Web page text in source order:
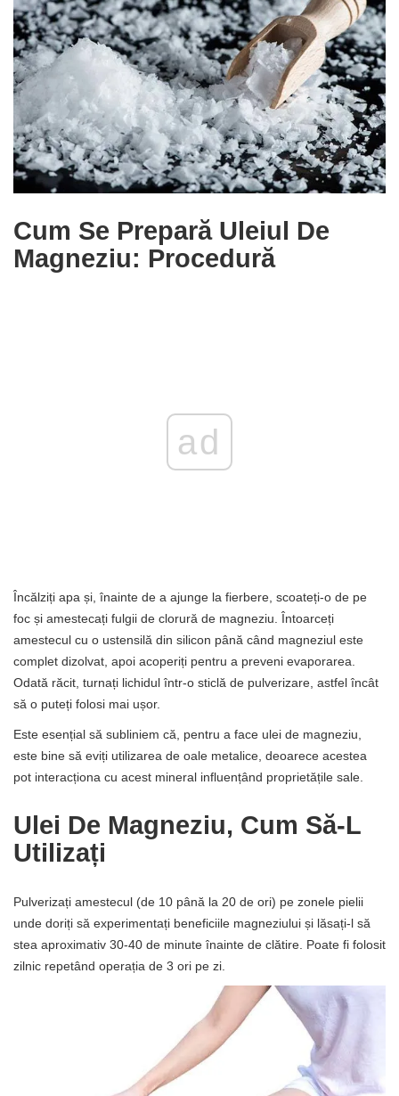
Cum Se Prepară Uleiul De
Magneziu: Procedură
ad
Încălziți apa și, înainte de a ajunge la fierbere, scoateți-o de pe
foc și amestecați fulgii de clorură de magneziu. Întoarceți
amestecul cu o ustensilă din silicon până când magneziul este
complet dizolvat, apoi acoperiți pentru a preveni evaporarea.
Odată răcit, turnați lichidul într-o sticlă de pulverizare, astfel încât
să o puteți folosi mai ușor.
Este esențial să subliniem că, pentru a face ulei de magneziu,
este bine să eviți utilizarea de oale metalice, deoarece acestea
pot interacționa cu acest mineral influențând proprietățile sale.
Ulei De Magneziu, Cum Să-L
Utilizați
Pulverizați amestecul (de 10 până la 20 de ori) pe zonele pielii
unde doriți să experimentați beneficiile magneziului și lăsați-l să
stea aproximativ 30-40 de minute înainte de clătire. Poate fi folosit
zilnic repetând operația de 3 ori pe zi.